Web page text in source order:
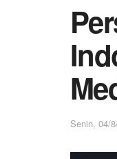
Senin, 04/